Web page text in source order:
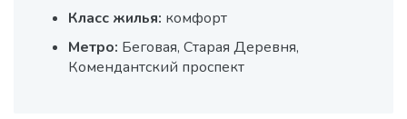
Класс жилья: комфорт
Метро: Беговая, Старая Деревня,
Комендантский проспект